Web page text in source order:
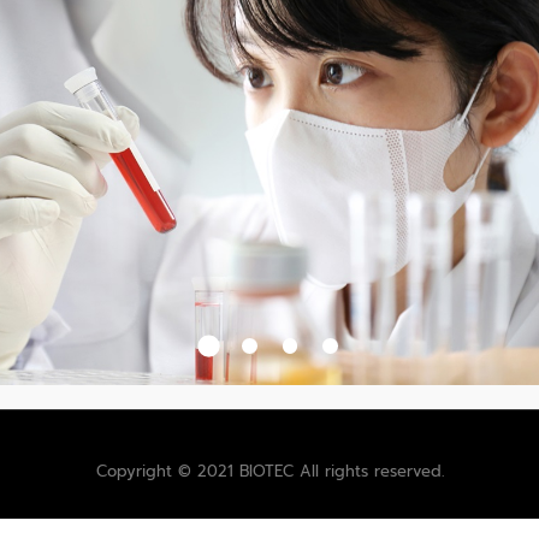
Copyright © 2021 BIOTEC All rights reserved.